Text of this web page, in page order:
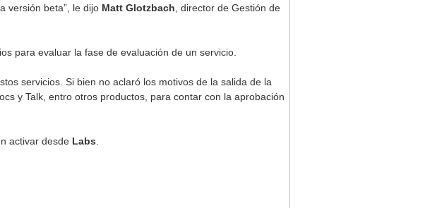
versión beta”, le dijo Matt Glotzbach , director de Gestión de
para evaluar la fase de evaluación de un servicio.
servicios. Si bien no aclaró los motivos de la salida de la
y Talk, entro otros productos, para contar con la aprobación
activar desde Labs